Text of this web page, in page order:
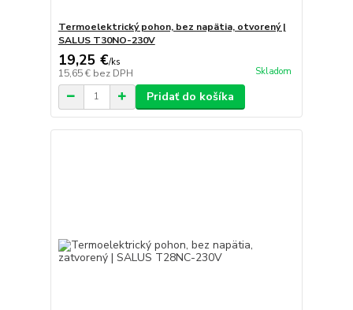
Termoelektrický pohon, bez napätia, otvorený |
SALUS T30NO-230V
19,25 €/ks
15,65 € bez DPH Skladom
Pridať do košíka